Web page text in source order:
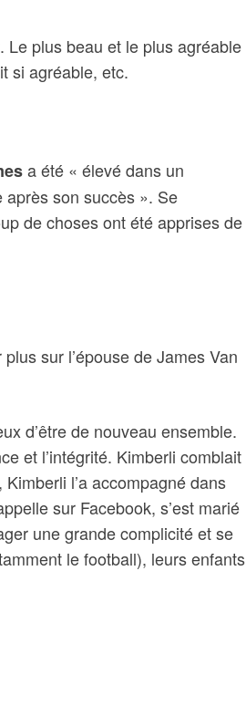
Le plus beau et le plus agréable
si agréable, etc.
a été « élevé dans un
son succès ». Se
de choses ont été apprises de
sur l’épouse de James Van
d’être de nouveau ensemble.
et l’intégrité. Kimberli comblait
l’a accompagné dans
sur Facebook, s’est marié
une grande complicité et se
le football), leurs enfants